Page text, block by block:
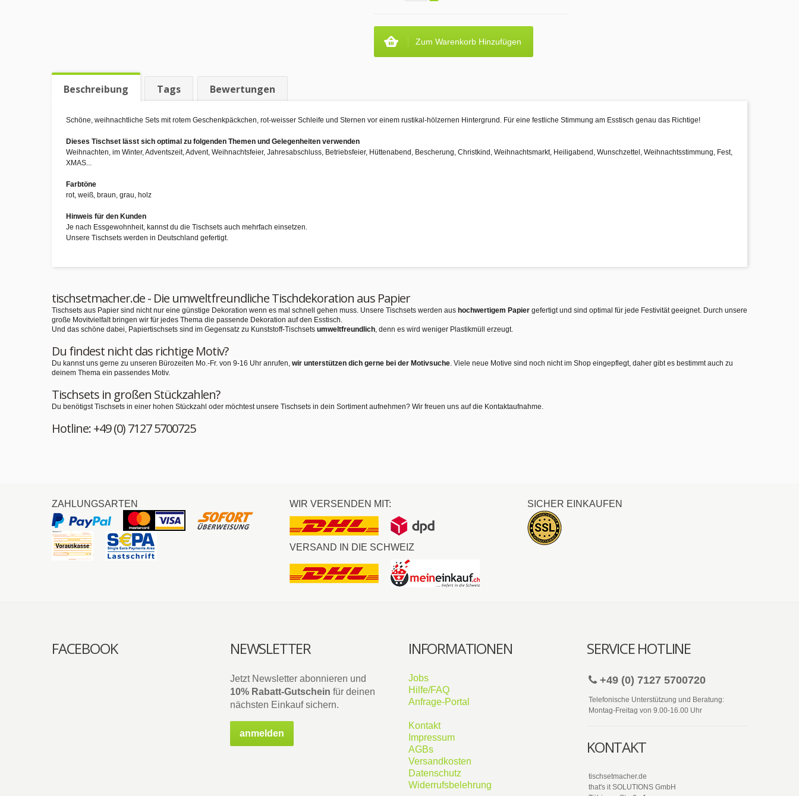
Zum Warenkorb Hinzufügen
Beschreibung Tags Bewertungen
Schöne, weihnachtliche Sets mit rotem Geschenkpäckchen, rot-weisser Schleife und Sternen vor einem rustikal-hölzernen Hintergrund. Für eine festliche Stimmung am Esstisch genau das Richtige!
Dieses Tischset lässt sich optimal zu folgenden Themen und Gelegenheiten verwenden
Weihnachten, im Winter, Adventszeit, Advent, Weihnachtsfeier, Jahresabschluss, Betriebsfeier, Hüttenabend, Bescherung, Christkind, Weihnachtsmarkt, Heiligabend, Wunschzettel, Weihnachtsstimmung, Fest,
XMAS...
Farbtöne
rot, weiß, braun, grau, holz
Hinweis für den Kunden
Je nach Essgewohnheit, kannst du die Tischsets auch mehrfach einsetzen.
Unsere Tischsets werden in Deutschland gefertigt.
tischsetmacher.de - Die umweltfreundliche Tischdekoration aus Papier
Tischsets aus Papier sind nicht nur eine günstige Dekoration wenn es mal schnell gehen muss. Unsere Tischsets werden aus hochwertigem Papier gefertigt und sind optimal für jede Festivität geeignet. Durch unsere
große Movitvielfalt bringen wir für jedes Thema die passende Dekoration auf den Esstisch.
Und das schöne dabei, Papiertischsets sind im Gegensatz zu Kunststoff-Tischsets umweltfreundlich, denn es wird weniger Plastikmüll erzeugt.
Du findest nicht das richtige Motiv?
Du kannst uns gerne zu unseren Bürozeiten Mo.-Fr. von 9-16 Uhr anrufen, wir unterstützen dich gerne bei der Motivsuche. Viele neue Motive sind noch nicht im Shop eingepflegt, daher gibt es bestimmt auch zu
deinem Thema ein passendes Motiv.
Tischsets in großen Stückzahlen?
Du benötigst Tischsets in einer hohen Stückzahl oder möchtest unsere Tischsets in dein Sortiment aufnehmen? Wir freuen uns auf die Kontaktaufnahme.
Hotline: +49 (0) 7127 5700725
ZAHLUNGSARTEN WIR VERSENDEN MIT:
VERSAND IN DIE SCHWEIZ
SICHER EINKAUFEN
FACEBOOK NEWSLETTER
Jetzt Newsletter abonnieren und
10% Rabatt-Gutschein für deinen
nächsten Einkauf sichern.
anmelden
INFORMATIONEN
Jobs
Hilfe/FAQ
Anfrage-Portal
Kontakt
Impressum
AGBs
Versandkosten
Datenschutz
Widerrufsbelehrung
SERVICE HOTLINE
+49 (0) 7127 5700720
Telefonische Unterstützung und Beratung:
Montag-Freitag von 9.00-16.00 Uhr
KONTAKT
tischsetmacher.de
that's it SOLUTIONS GmbH